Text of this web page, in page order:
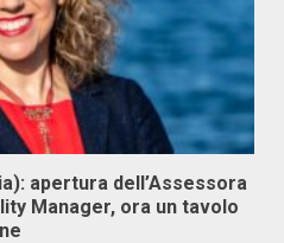
apertura dell’Assessora
Manager, ora un tavolo